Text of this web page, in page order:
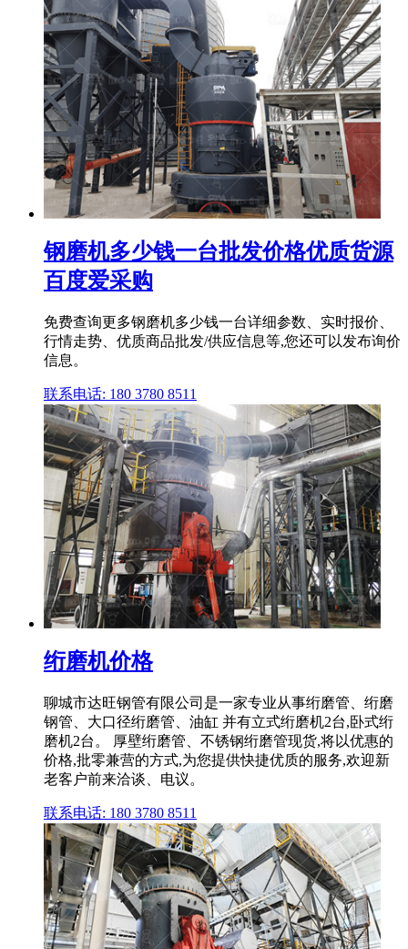
钢磨机多少钱一台批发价格优质货源
百度爱采购
免费查询更多钢磨机多少钱一台详细参数、实时报价、
行情走势、优质商品批发/供应信息等,您还可以发布询价
信息。
联系电话: 180 3780 8511
绗磨机价格
聊城市达旺钢管有限公司是一家专业从事绗磨管、绗磨
钢管、大口径绗磨管、油缸 并有立式绗磨机2台,卧式绗
磨机2台。 厚壁绗磨管、不锈钢绗磨管现货,将以优惠的
价格,批零兼营的方式,为您提供快捷优质的服务,欢迎新
老客户前来洽谈、电议。
联系电话: 180 3780 8511